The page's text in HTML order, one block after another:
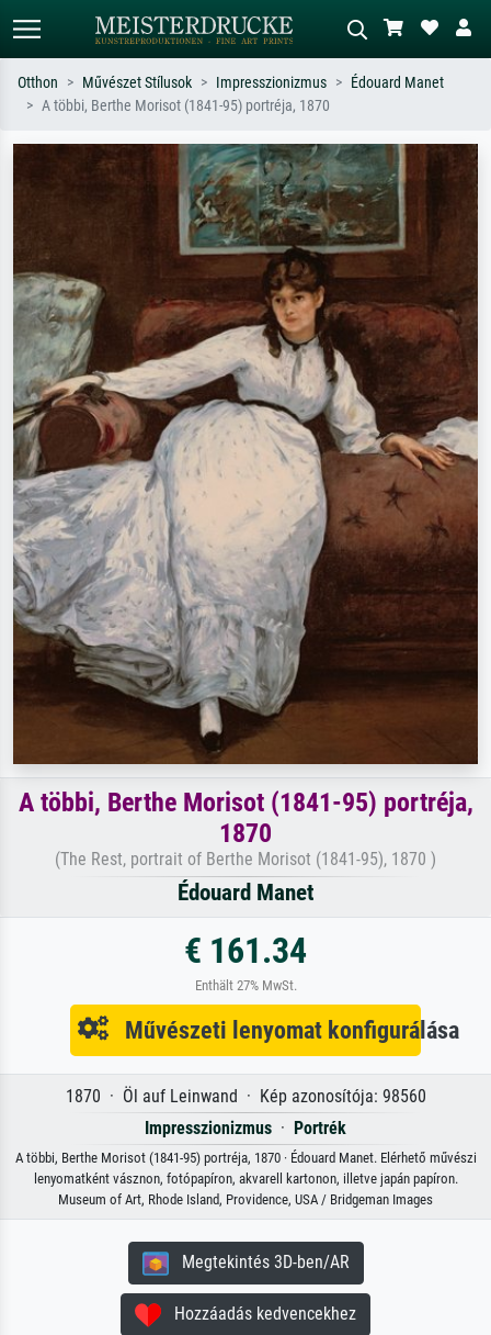
Keressen művész, műcím vagy stílus
szerint – pl. Monet, Csillagos éj,
impresszionizmus, Hokusai-hullám,
Írja le a jelenetet – pl. zöld rét, sok
piros absztrakt, sötét olajkép, álló akt
egy fa mellett.
Otthon Művészet Stílusok Impresszionizmus
Édouard Manet
A többi, Berthe Morisot (1841-95) portréja, 1870
A többi, Berthe Morisot (1841-95) portréja,
1870
(The Rest, portrait of Berthe Morisot (1841-95), 1870 )
Édouard Manet
€ 161.34
Enthält 27% MwSt.
Művészeti lenyomat konfigurálása
1870 · Öl auf Leinwand · Kép azonosítója: 98560
Impresszionizmus · Portrék
A többi, Berthe Morisot (1841-95) portréja, 1870 · Édouard Manet. Elérhető művészi
lenyomatként vásznon, fotópapíron, akvarell kartonon, illetve japán papíron.
Museum of Art, Rhode Island, Providence, USA / Bridgeman Images
Megtekintés 3D-ben/AR
Hozzáadás kedvencekhez